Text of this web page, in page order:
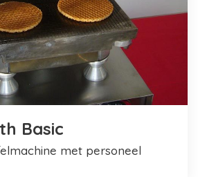
Basic
met personeel